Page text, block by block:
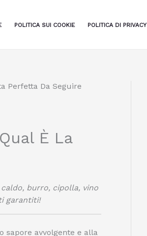
POLITICA SUI COOKIE POLITICA DI PRIVACY
Perfetta Da Seguire
È La
burro, cipolla, vino
garantiti!
sapore avvolgente e alla